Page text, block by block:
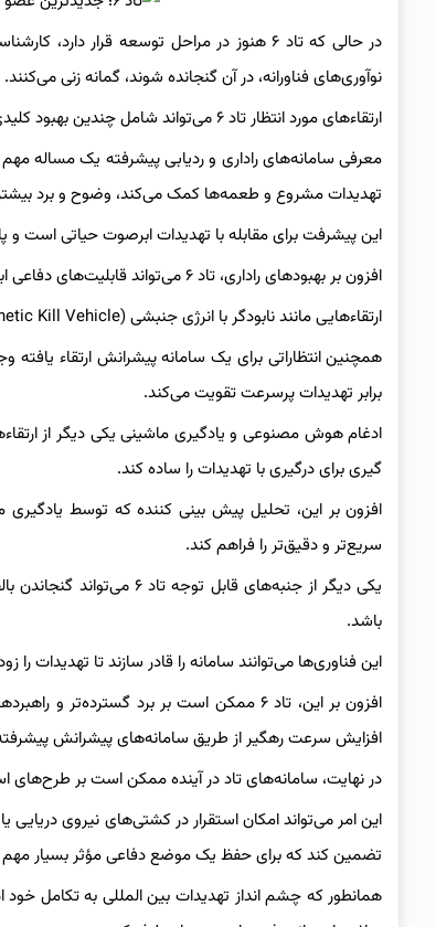
در حالی که تاد ۶ هنوز در مراحل توسعه قرار
نوآوری‌های فناورانه، در آن گنجانده شوند، گمانه زنی می‌کنند.
ارتقاء‌های مورد انتظار تاد ۶ می‌تواند شامل چندین بهبود کلیدی برای افزایش قابلیت‌های دفاعی آن باشد.
تهدیدات مشروع و طعمه‌ها کمک می‌کند، وضوح و برد
این پیشرفت برای مقابله با تهدیدات ابرصوت حیاتی است
افزون بر بهبودهای راداری، تاد ۶ می‌تواند قابلیت‌های دفاعی ابرصوت خود را افزایش دهد.
ارتقاء‌هایی مانند نابودگر با انرژی جنبشی (Kinetic Kill Vehicle) می‌تواند توانایی آن را در درگیری مؤثر با موشک‌های ابرصوت بهبود بخشد.
همچنین انتظاراتی برای یک سامانه پیشرانش ارتقاء
برابر تهدیدات پرسرعت تقویت می‌کند.
ادغام هوش مصنوعی و یادگیری ماشینی یکی دیگر از
گیری برای درگیری با تهدیدات را ساده کند.
افزون بر این، تحلیل پیش بینی کننده که توسط
سریع‌تر و دقیق‌تر را فراهم کند.
یکی دیگر از جنبه‌های
باشد.
این فناوری‌ها می‌توانند سامانه را قادر سازند تا تهدیدات
افزون بر این، تاد ۶ ممکن است بر برد
افزایش سرعت رهگیر از طریق سامانه‌های پیشرانش
در نهایت، سامانه‌های تاد در آینده ممکن است بر طرح‌های
این امر می‌تواند امکان استقرار در کشتی‌های نیروی
تضمین کند که برای حفظ یک موضع دفاعی مؤثر بسیار